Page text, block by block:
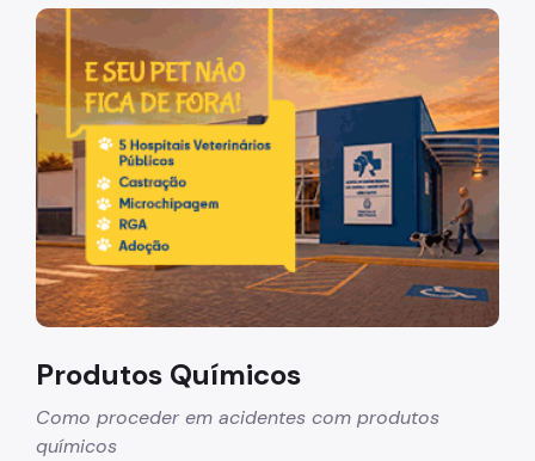
Apresentação
Terminologia-Desastres
Cuidados Importantes
Botijão de Gás
Chuvas
Produtos Perigosos
Produtos Químicos
Acidentes Domésticos
Trabalhos
Imagem de um cachorro caramelo e uma gata rajada,
Produtos Químicos
Como proceder em acidentes com produtos
químicos